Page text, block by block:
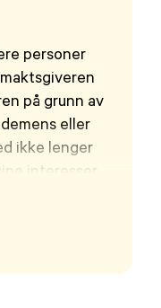
personer
på grunn av
eller
ikke lenger
interesser
oppretter